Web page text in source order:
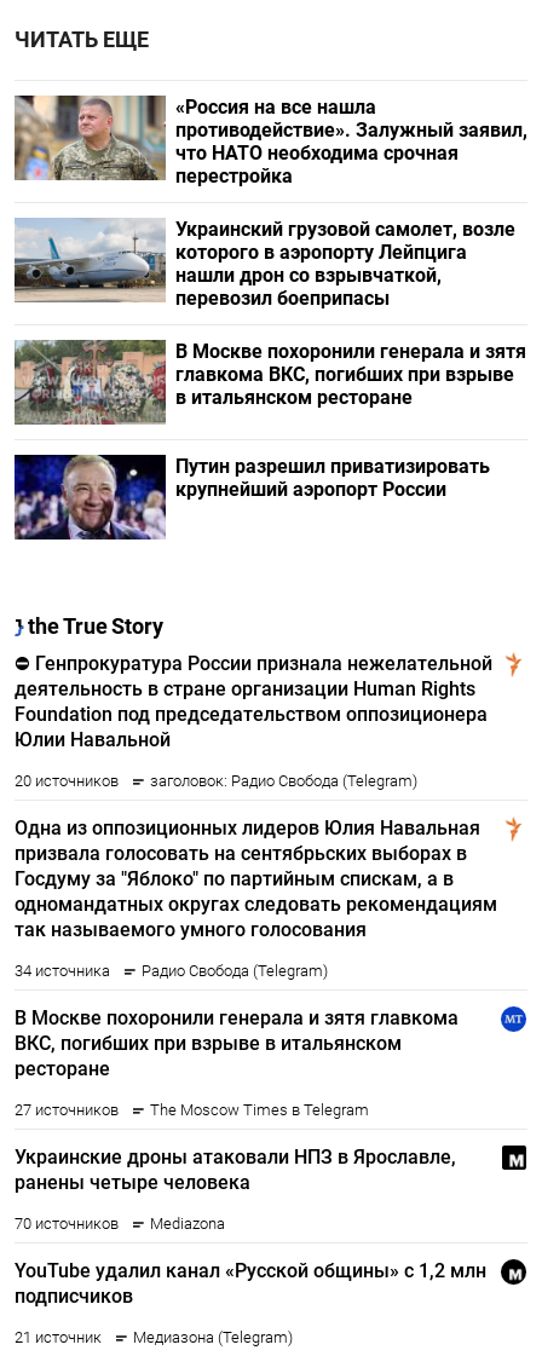
ЧИТАТЬ ЕЩЕ
«Россия на все нашла
противодействие». Залужный заявил,
что НАТО необходима срочная
перестройка
Украинский грузовой самолет, возле
которого в аэропорту Лейпцига
нашли дрон со взрывчаткой,
перевозил боеприпасы
В Москве похоронили генерала и зятя
главкома ВКС, погибших при взрыве
в итальянском ресторане
Путин разрешил приватизировать
крупнейший аэропорт России